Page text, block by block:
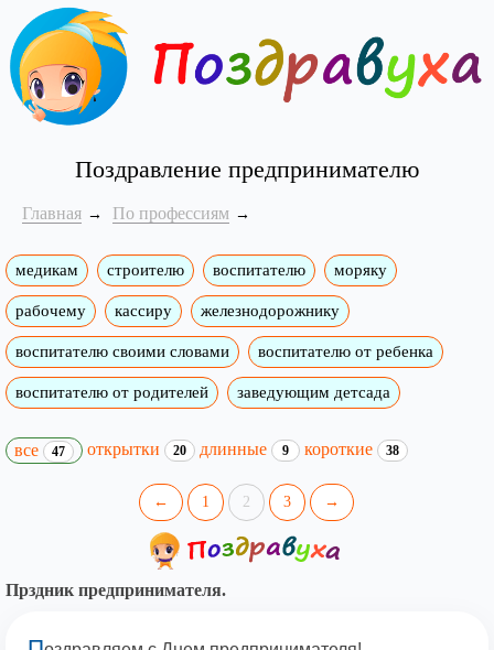
Поздравление предпринимателю
Главная По профессиям
медикам строителю воспитателю моряку
рабочему кассиру железнодорожнику
воспитателю своими словами воспитателю от ребенка
воспитателю от родителей заведующим детсада
все 47 открытки 20 длинные 9 короткие 38
← 1 2 3 →
Прздник предпринимателя.